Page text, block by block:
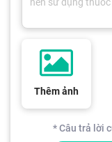
Thêm ảnh
* Câu trả lời